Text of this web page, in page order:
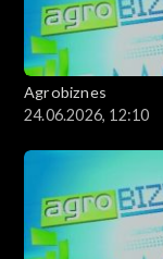
Agrobiznes
24.06.2026, 12:10